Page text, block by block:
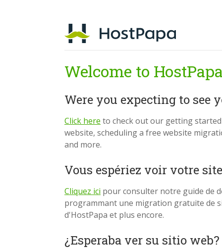
Welcome to
Were you expecting to see
Click here to check out our getting
website, scheduling a free website
and more.
Vous espériez voir votre
Cliquez ici pour consulter notre guide de
programmant une migration gratuite de
d'HostPapa et plus encore.
¿Esperaba ver su sitio web?